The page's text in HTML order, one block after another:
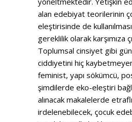
alan edebiyat teorilerinin
eleştirisinde de
gereklilik olarak karşımıza
Toplumsal cinsiyet gibi
ciddiyetini hiç
feminist, yapı sökümcü,
şimdilerde eko-eleştiri
alınacak makalelerde
irdelenebilecek, çocuk